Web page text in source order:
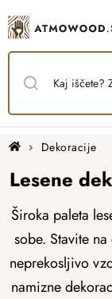
to
content
HomeDekoracije
Lesene
Široka paleta
sobe. Stavite
neprekosljivo
namizne